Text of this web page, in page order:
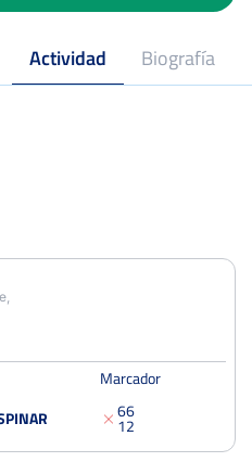
Actividad Biografía
GANADOS
60
Marcador
6
1
6
2